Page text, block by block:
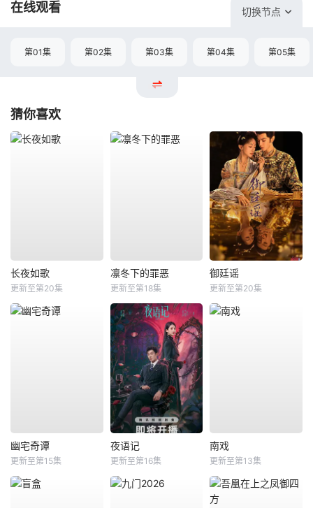
在线观看 切换节点
第01集 第02集 第03集 第04集 第05集
猜你喜欢
长夜如歌
更新至第20集
凛冬下的罪恶
更新至第18集
御廷谣
更新至第20集
幽宅奇谭
更新至第15集
夜语记
更新至第16集
南戏
更新至第13集